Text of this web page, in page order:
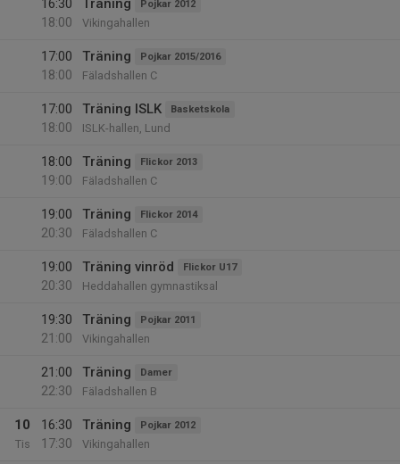
16:30
18:00
Träning Pojkar 2012
Vikingahallen
17:00
18:00
Träning Pojkar 2015/2016
Fäladshallen C
17:00
18:00
Träning ISLK Basketskola
ISLK-hallen, Lund
18:00
19:00
Träning Flickor 2013
Fäladshallen C
19:00
20:30
Träning Flickor 2014
Fäladshallen C
19:00
20:30
Träning vinröd Flickor U17
Heddahallen gymnastiksal
19:30
21:00
Träning Pojkar 2011
Vikingahallen
21:00
22:30
Träning Damer
Fäladshallen B
10
Tis
16:30
17:30
Träning Pojkar 2012
Vikingahallen